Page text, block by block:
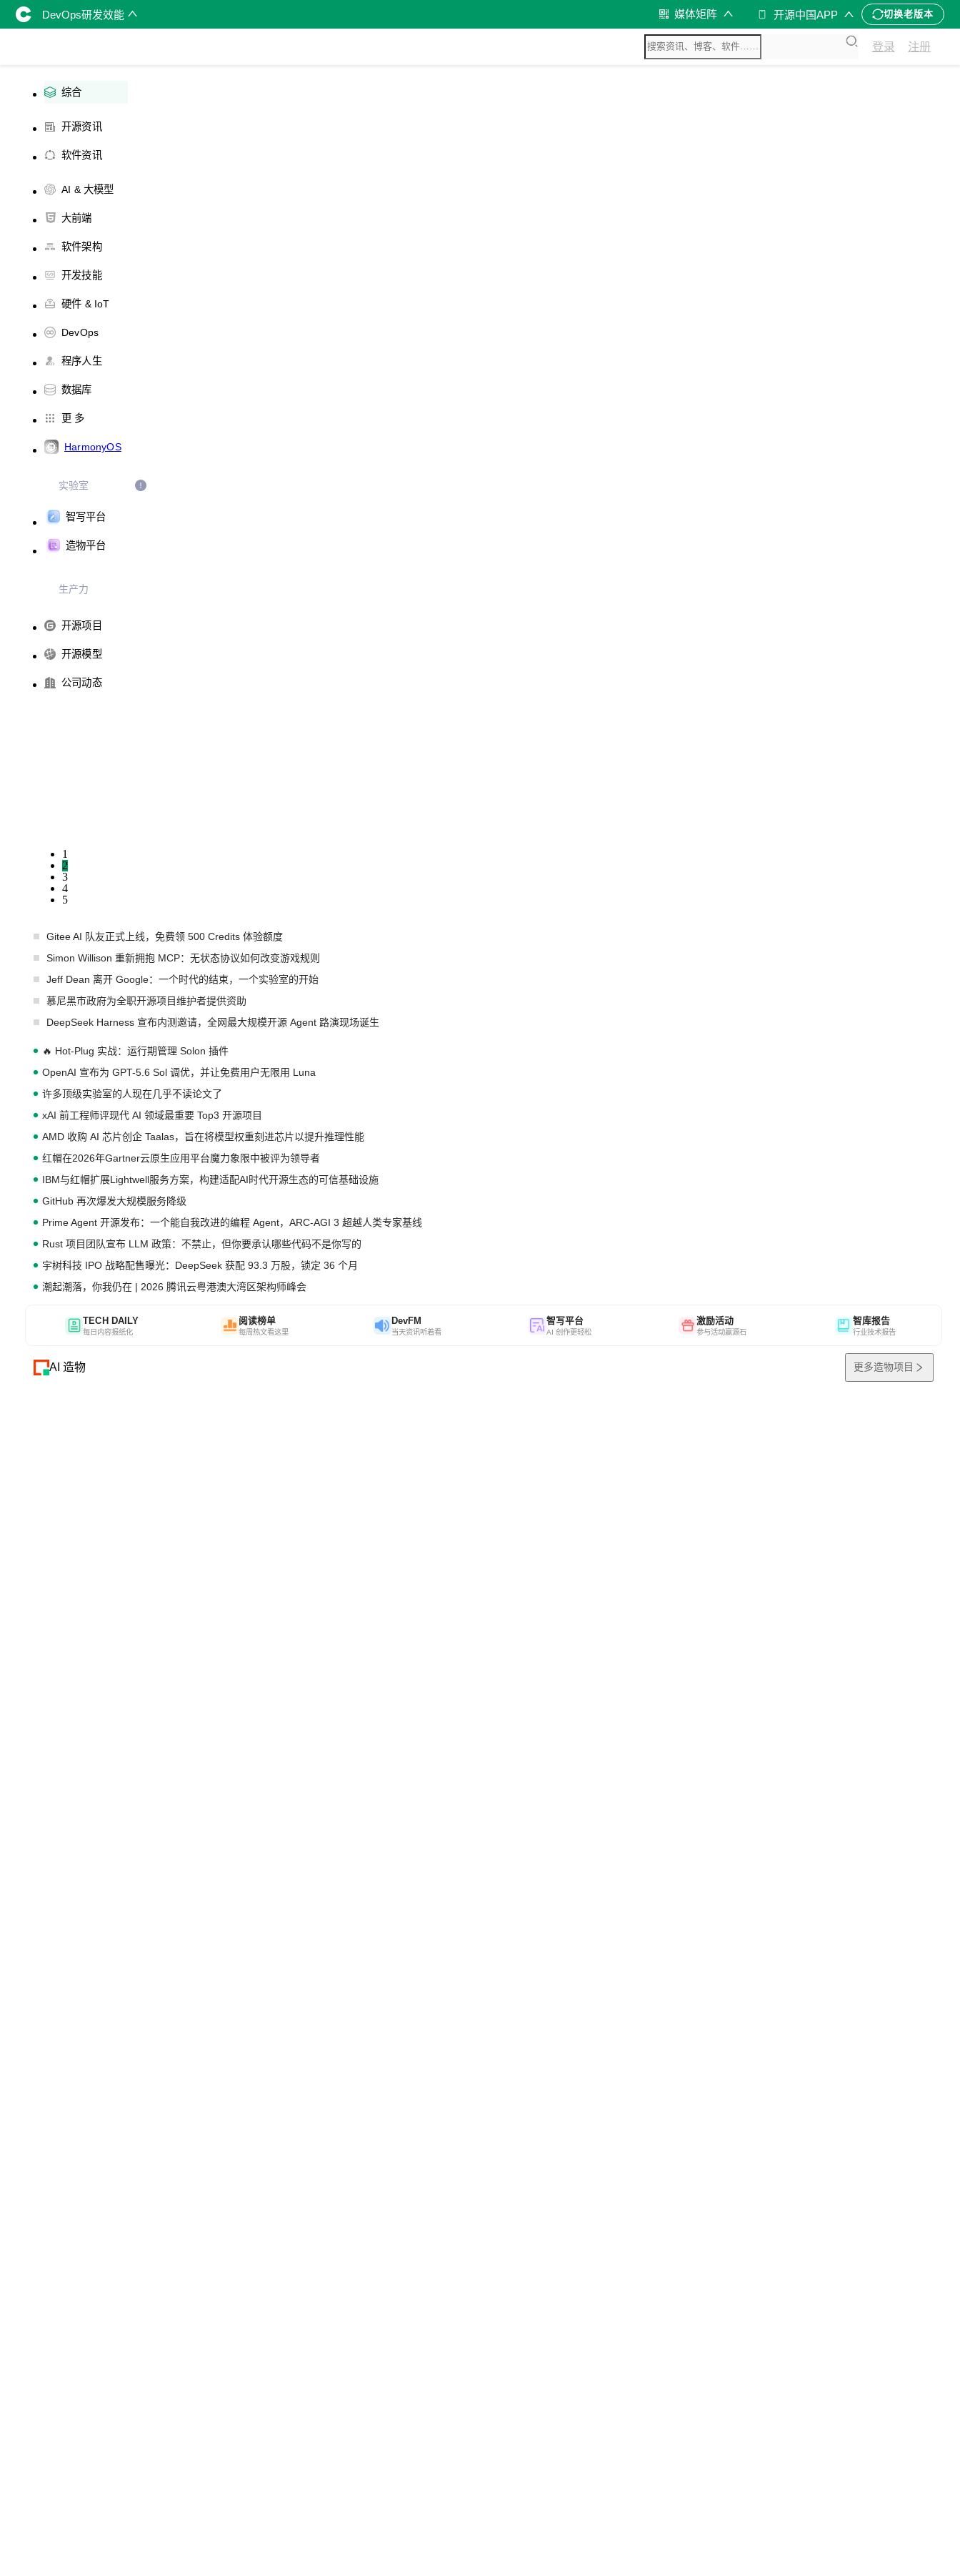
DevOps研发效能 媒体矩阵 开源中国APP 切换老版本
登录 注册
综合
开源资讯
软件资讯
AI & 大模型
大前端
软件架构
开发技能
硬件 & IoT
DevOps
程序人生
数据库
更 多
HarmonyOS
实验室
智写平台
造物平台
生产力
开源项目
开源模型
公司动态
1
2
3
4
5
Gitee AI 队友正式上线，免费领 500 Credits 体验额度
Simon Willison 重新拥抱 MCP：无状态协议如何改变游戏规则
Jeff Dean 离开 Google：一个时代的结束，一个实验室的开始
慕尼黑市政府为全职开源项目维护者提供资助
DeepSeek Harness 宣布内测邀请，全网最大规模开源 Agent 路演现场诞生
🔥 Hot-Plug 实战：运行期管理 Solon 插件
OpenAI 宣布为 GPT-5.6 Sol 调优，并让免费用户无限用 Luna
许多顶级实验室的人现在几乎不读论文了
xAI 前工程师评现代 AI 领域最重要 Top3 开源项目
AMD 收购 AI 芯片创企 Taalas，旨在将模型权重刻进芯片以提升推理性能
红帽在2026年Gartner云原生应用平台魔力象限中被评为领导者
IBM与红帽扩展Lightwell服务方案，构建适配AI时代开源生态的可信基础设施
GitHub 再次爆发大规模服务降级
Prime Agent 开源发布：一个能自我改进的编程 Agent，ARC-AGI 3 超越人类专家基线
Rust 项目团队宣布 LLM 政策：不禁止，但你要承认哪些代码不是你写的
宇树科技 IPO 战略配售曝光：DeepSeek 获配 93.3 万股，锁定 36 个月
潮起潮落，你我仍在 | 2026 腾讯云粤港澳大湾区架构师峰会
TECH DAILY
每日内容报纸化
阅读榜单
每周热文看这里
DevFM
当天资讯听着看
智写平台
AI 创作更轻松
激励活动
参与活动赢源石
智库报告
行业技术报告
AI 造物 更多造物项目